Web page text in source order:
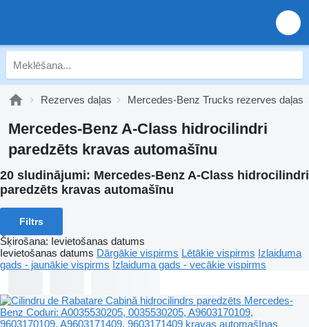
Rezerves daļas Mercedes-Benz Trucks rezerves daļas
Mercedes-Benz A-Class hidrocilindri
paredzēts kravas automašīnu
20 sludinājumi: Mercedes-Benz A-Class hidrocilindri
paredzēts kravas automašīnu
Filtrs
Šķirošana: Ievietošanas datums
Ievietošanas datums Dārgākie vispirms Lētākie vispirms Izlaiduma
gads - jaunākie vispirms Izlaiduma gads - vecākie vispirms